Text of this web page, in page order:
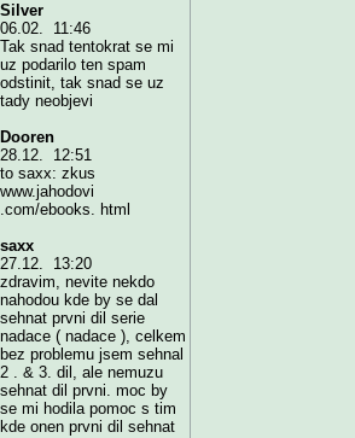
Silver
06.02. 11:46
Tak snad tentokrat se mi
uz podarilo ten spam
odstinit, tak snad se uz
tady neobjevi
Dooren
28.12. 12:51
to saxx: zkus
www.jahodovi
.com/ebooks. html
saxx
27.12. 13:20
zdravim, nevite nekdo
nahodou kde by se dal
sehnat prvni dil serie
nadace ( nadace ), celkem
bez problemu jsem sehnal
2 . & 3. dil, ale nemuzu
sehnat dil prvni. moc by
se mi hodila pomoc s tim
kde onen prvni dil sehnat